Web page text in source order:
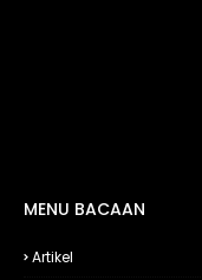
MENU BACAAN
Artikel